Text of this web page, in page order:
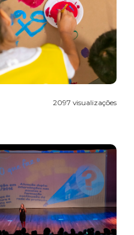
2097 visualizações